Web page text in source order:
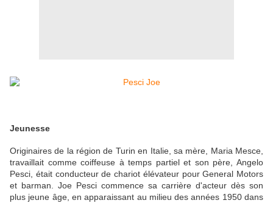
Jeunesse
Originaires de la région de Turin en Italie, sa mère, Maria Mesce,
travaillait comme coiffeuse à temps partiel et son père, Angelo
Pesci, était conducteur de chariot élévateur pour General Motors
et barman. Joe Pesci commence sa carrière d'acteur dès son
plus jeune âge, en apparaissant au milieu des années 1950 dans